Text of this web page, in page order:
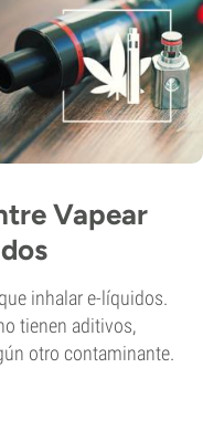
Vapear
inhalar e-líquidos.
tienen aditivos,
otro contaminante.